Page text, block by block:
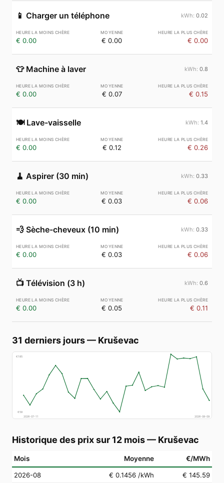
📱 Charger un téléphone 0.02
€ 0.00 € 0.00 € 0.00
👕 Machine à laver 0.8
€ 0.00 € 0.07 € 0.15
🍽️ Lave-vaisselle 1.4
€ 0.00 € 0.12 € 0.26
🧹 Aspirer (30 min) 0.33
€ 0.00 € 0.03 € 0.06
💨 Sèche-cheveux (10 min) 0.33
€ 0.00 € 0.03 € 0.06
📺 Télévision (3 h) 0.6
€ 0.00 € 0.05 € 0.11
31 derniers jours— Kruševac
€185
€58
2026-07-11
2026-08-09
Historique des prix sur 12 mois— Kruševac
Mois Moyenne €/MWh
2026-08 € 0.1456 /kWh
€ 145.59